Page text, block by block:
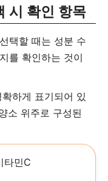
시 확인 항목
택할 때는 성분 수
를 확인하는 것이
하게 표기되어 있
소 위주로 구성된